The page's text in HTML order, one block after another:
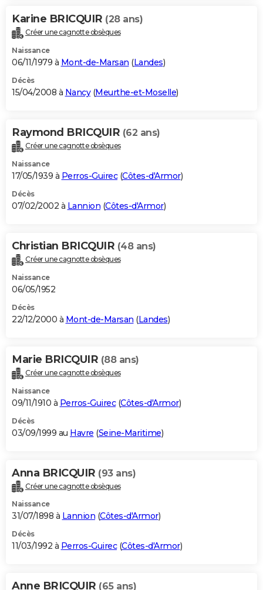
Karine BRICQUIR (28 ans)
Créer une cagnotte obsèques
Naissance
06/11/1979 à Mont-de-Marsan (Landes)
Décès
15/04/2008 à Nancy(Meurthe-et-Moselle)
Raymond BRICQUIR (62 ans)
Créer une cagnotte obsèques
Naissance
17/05/1939 à Perros-Guirec(Côtes-d'Armor)
Décès
07/02/2002 à Lannion (Côtes-d'Armor)
Christian BRICQUIR (48 ans)
Créer une cagnotte obsèques
Naissance
06/05/1952
Décès
22/12/2000 à Mont-de-Marsan (Landes)
Marie BRICQUIR (88 ans)
Créer une cagnotte obsèques
Naissance
09/11/1910 à Perros-Guirec(Côtes-d'Armor)
Décès
03/09/1999 au Havre (Seine-Maritime)
Anna BRICQUIR (93 ans)
Créer une cagnotte obsèques
Naissance
31/07/1898 à Lannion (Côtes-d'Armor)
Décès
11/03/1992 à Perros-Guirec(Côtes-d'Armor)
Anne BRICQUIR (65 ans)